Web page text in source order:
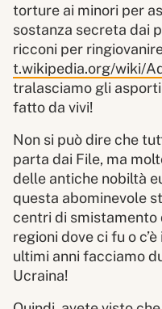
torture ai minori per
sostanza secreta dai
ricconi per
t.wikipedia.org/wiki/
tralasciamo gli
fatto da vivi!
Non si può dire che
parta dai File, ma
delle antiche nobiltà
questa abominevole
centri di smistamento
regioni dove ci fu o
ultimi anni facciamo
Ucraina!